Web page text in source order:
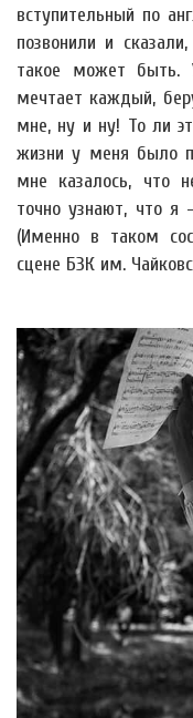
вступительный по
позвонили и
такое может быть.
мечтает каждый,
мне, ну и ну! То ли
жизни у меня было
мне казалось, что
точно узнают, что
(Именно в таком
сцене БЗК им.